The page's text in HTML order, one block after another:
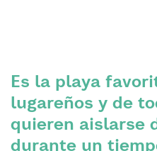
Es la playa
lugareños y de
quieren aislarse
durante un